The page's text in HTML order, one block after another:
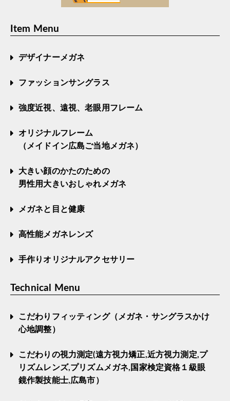
Item Menu
デザイナーメガネ
ファッションサングラス
強度近視、遠視、老眼用フレーム
オリジナルフレーム
（メイドイン広島ご当地メガネ）
大きい顔のかたのための
男性用大きいおしゃれメガネ
メガネと目と健康
高性能メガネレンズ
手作りオリジナルアクセサリー
Technical Menu
こだわりフィッティング（メガネ・サングラスかけ
心地調整）
こだわりの視力測定(遠方視力矯正,近方視力測定,プ
リズムレンズ,プリズムメガネ,国家検定資格１級眼
鏡作製技能士,広島市）